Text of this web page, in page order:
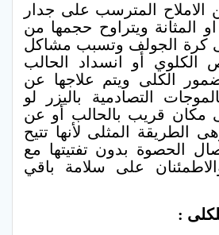
الاملاح المترسب على جدار
المثانة ويتراوح حجمها من
كرة الجولف وتسبب مشاكل
الكلوي أو انسداد الحالب
الكلى ويتم علاجها عن
التصادمية باليزر لو
مكان قريب بالحالب أو عن
الطريقة المثلى لأنها تتيح
الحصوة بدون تفتيتها مع
على سلامة باقي
: